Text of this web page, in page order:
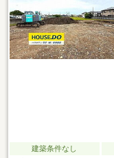
建築条件なし